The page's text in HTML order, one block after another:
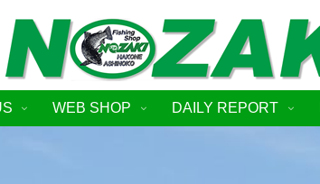
WEB SHOP DAILY REPORT